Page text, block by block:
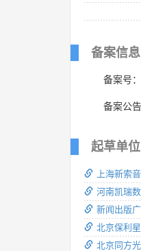
备案信息
备案号
备案公
起草单位
上海新索
河南凯瑞
新闻出版
北京保利
北京同方